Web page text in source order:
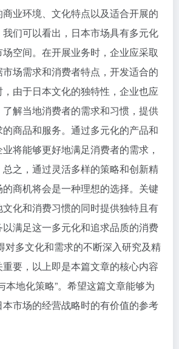
业环境、文化特点以及适合开展的
们可以看出，日本市场具有多元化
空间。在开展业务时，企业应采取
场需求和消费者特点，开发适合的
由于日本文化的独特性，企业也应
解当地消费者的需求和习惯，提供
商品和服务。通过多元化的产品和
将能够更好地满足消费者的需求，
之，通过灵活多样的策略和创新精
商机将会是一种理想的选择。关键
化和消费习惯的同时提供独特且有
满足这一多元化和追求品质的消费
对多文化和需求的不断深入研究及精
要，以上即是本篇文章的核心内容
地化策略”。希望这篇文章能够为
市场的经营战略时的有价值的参考